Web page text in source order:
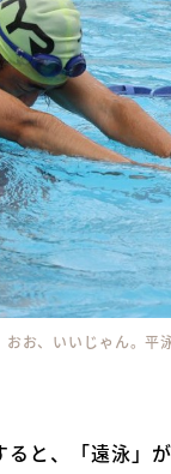
おお、いいじゃん。
ると、「遠泳」